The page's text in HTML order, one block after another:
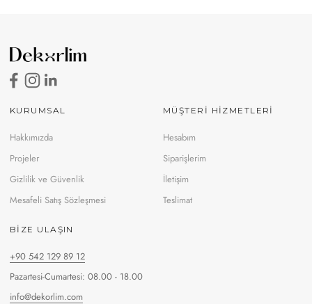
KURUMSAL
Hakkımızda
Projeler
Gizlilik ve Güvenlik
Mesafeli Satış Sözleşmesi
MÜŞTERİ HİZMETLERİ
Hesabım
Siparişlerim
İletişim
Teslimat
BIZE ULAŞIN
+90 542 129 89 12
Pazartesi-Cumartesi: 08.00 - 18.00
info@dekorlim.com